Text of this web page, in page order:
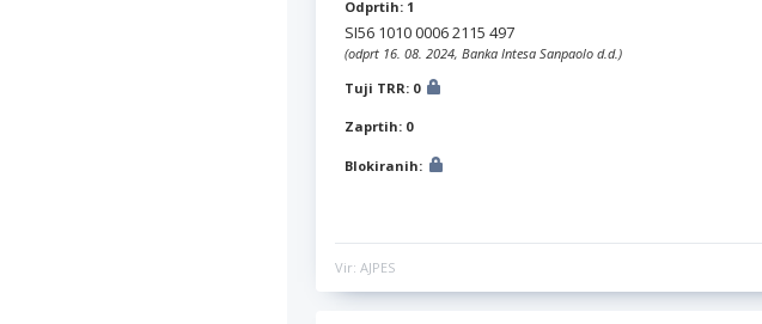
Odprtih: 1
SI56 1010 0006 2115 497
(odprt 16. 08. 2024, Banka Intesa Sanpaolo d.d.)
Tuji TRR: 0
Zaprtih: 0
Blokiranih:
Vir: AJPES